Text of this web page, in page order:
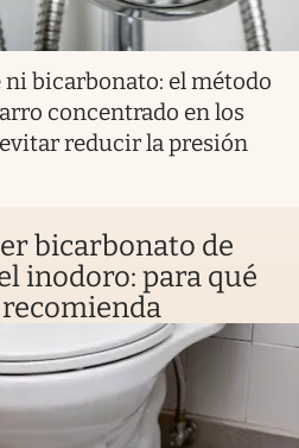
bicarbonato: el método
concentrado en los
reducir la presión
bicarbonato de
inodoro: para qué